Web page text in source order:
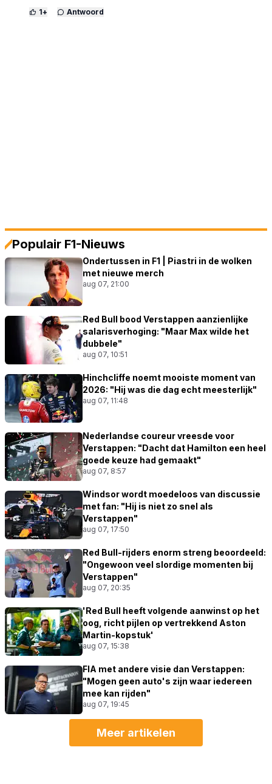
1+ Antwoord
Populair F1-Nieuws
Ondertussen in F1 | Piastri in de wolken
met nieuwe merch
aug 07, 21:00
Red Bull bood Verstappen aanzienlijke
salarisverhoging: "Maar Max wilde het
dubbele"
aug 07, 10:51
Hinchcliffe noemt mooiste moment van
2026: "Hij was die dag echt meesterlijk"
aug 07, 11:48
Nederlandse coureur vreesde voor
Verstappen: "Dacht dat Hamilton een heel
goede keuze had gemaakt"
aug 07, 8:57
Windsor wordt moedeloos van discussie
met fan: "Hij is niet zo snel als
Verstappen"
aug 07, 17:50
Red Bull-rijders enorm streng beoordeeld:
"Ongewoon veel slordige momenten bij
Verstappen"
aug 07, 20:35
'Red Bull heeft volgende aanwinst op het
oog, richt pijlen op vertrekkend Aston
Martin-kopstuk'
aug 07, 15:38
FIA met andere visie dan Verstappen:
"Mogen geen auto's zijn waar iedereen
mee kan rijden"
aug 07, 19:45
Meer artikelen